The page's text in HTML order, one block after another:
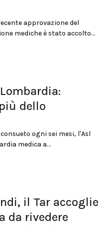
approvazione del
mediche è stato accolto...
dello
ogni sei mesi, l'Asl
medica a...
il Tar accoglie
da rivedere